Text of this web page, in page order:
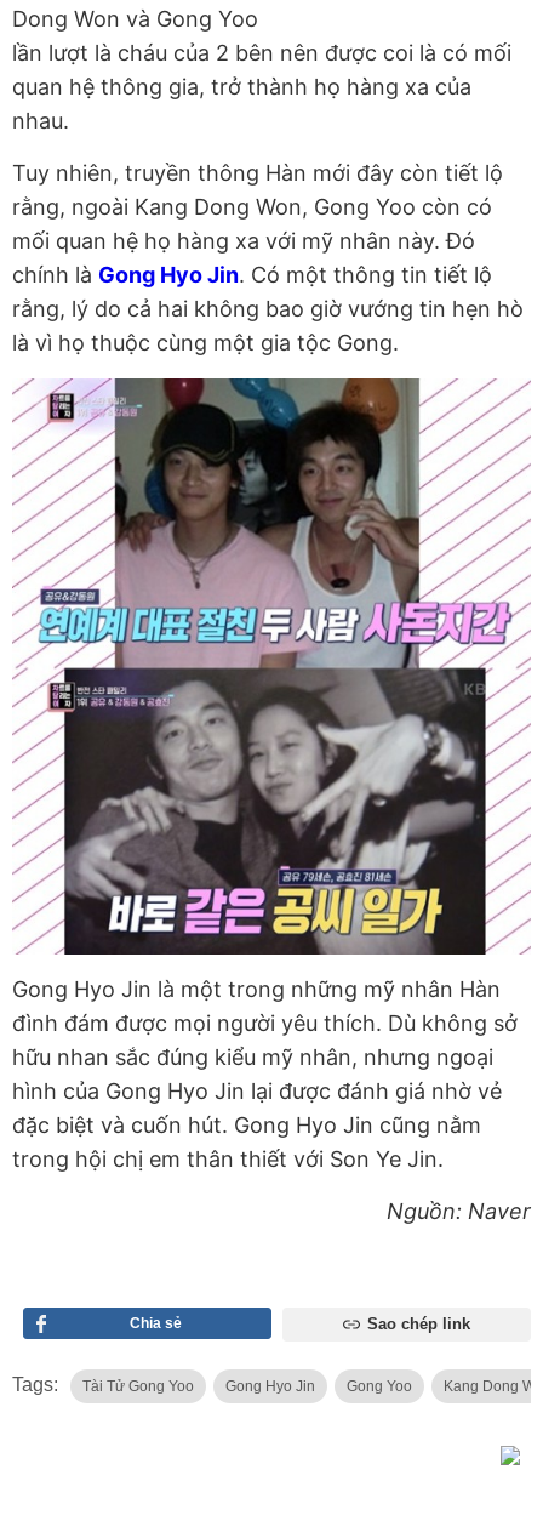
Dong Won và Gong Yoo
lần lượt là cháu của 2 bên nên được coi là có mối
quan hệ thông gia, trở thành họ hàng xa của
nhau.
Tuy nhiên, truyền thông Hàn mới đây còn tiết lộ
rằng, ngoài Kang Dong Won, Gong Yoo còn có
mối quan hệ họ hàng xa với mỹ nhân này. Đó
chính là Gong Hyo Jin. Có một thông tin tiết lộ
rằng, lý do cả hai không bao giờ vướng tin hẹn hò
là vì họ thuộc cùng một gia tộc Gong.
Gong Hyo Jin là một trong những mỹ nhân Hàn
đình đám được mọi người yêu thích. Dù không sở
hữu nhan sắc đúng kiểu mỹ nhân, nhưng ngoại
hình của Gong Hyo Jin lại được đánh giá nhờ vẻ
đặc biệt và cuốn hút. Gong Hyo Jin cũng nằm
trong hội chị em thân thiết với Son Ye Jin.
Nguồn: Naver
Chia sẻ Sao chép link
Tags: Tài Tử Gong Yoo Gong Hyo Jin Gong Yoo Kang Dong